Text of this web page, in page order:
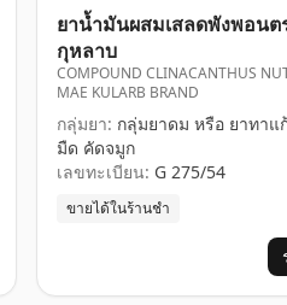
ยาน้ำมันผสมเสลดพังพอนต
กุหลาบ
COMPOUND CLINACANTHUS
MAE KULARB BRAND
กลุ่มยา: กลุ่มยาดม หรือ ยาทาแ
มืด คัดจมูก
เลขทะเบียน: G 275/54
ขายได้ในร้านชำ